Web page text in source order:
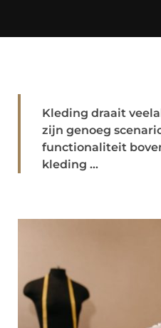
Kleding draait
zijn genoeg
functionaliteit
kleding ...